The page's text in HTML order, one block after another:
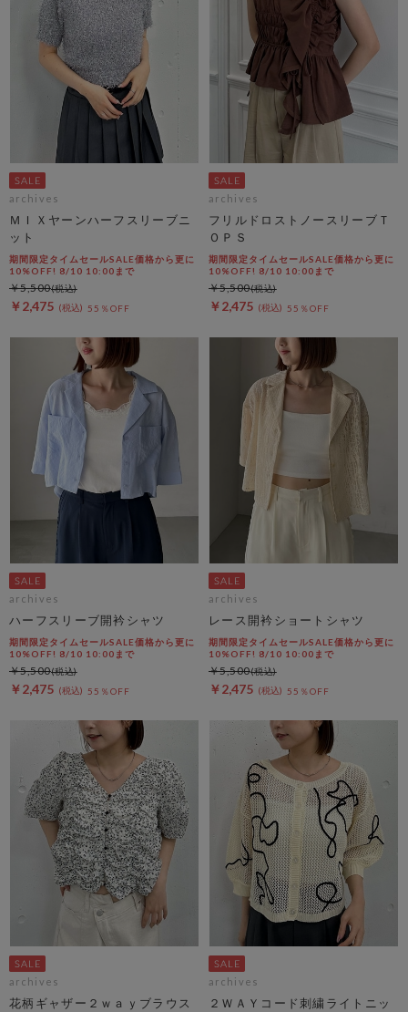
archives
ＭＩＸヤーンハーフスリーブニ
ット
期間限定タイムセールSALE価格から更に
10%OFF! 8/10 10:00まで
￥2,475 55％OFF
￥5,500
archives
フリルドロストノースリーブＴ
ＯＰＳ
期間限定タイムセールSALE価格から更に
10%OFF! 8/10 10:00まで
￥2,475 55％OFF
￥5,500
archives
ハーフスリーブ開衿シャツ
期間限定タイムセールSALE価格から更に
10%OFF! 8/10 10:00まで
￥2,475 55％OFF
￥5,500
archives
レース開衿ショートシャツ
期間限定タイムセールSALE価格から更に
10%OFF! 8/10 10:00まで
￥2,475 55％OFF
￥5,500
archives
花柄ギャザー２ｗａｙブラウス
archives
２ＷＡＹコード刺繍ライトニッ